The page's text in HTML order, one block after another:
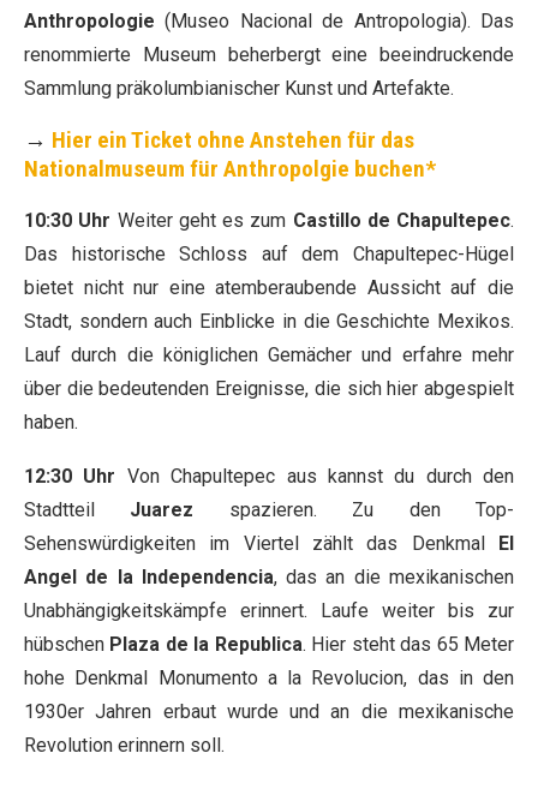
Anthropologie (Museo Nacional de Antropologia). Das
renommierte Museum beherbergt eine beeindruckende
Sammlung präkolumbianischer Kunst und Artefakte.
→ Hier ein Ticket ohne Anstehen für das
Nationalmuseum für Anthropolgie buchen*
10:30 Uhr Weiter geht es zum Castillo de Chapultepec.
Das historische Schloss auf dem Chapultepec-Hügel
bietet nicht nur eine atemberaubende Aussicht auf die
Stadt, sondern auch Einblicke in die Geschichte Mexikos.
Lauf durch die königlichen Gemächer und erfahre mehr
über die bedeutenden Ereignisse, die sich hier abgespielt
haben.
12:30 Uhr Von Chapultepec aus kannst du durch den
Stadtteil Juarez spazieren. Zu den Top-
Sehenswürdigkeiten im Viertel zählt das Denkmal El
Angel de la Independencia, das an die mexikanischen
Unabhängigkeitskämpfe erinnert. Laufe weiter bis zur
hübschen Plaza de la Republica. Hier steht das 65 Meter
hohe Denkmal Monumento a la Revolucion, das in den
1930er Jahren erbaut wurde und an die mexikanische
Revolution erinnern soll.